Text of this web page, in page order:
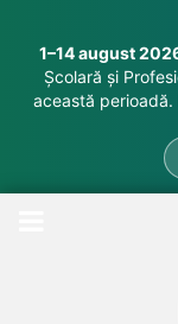
1–14 august
Școlară și
această